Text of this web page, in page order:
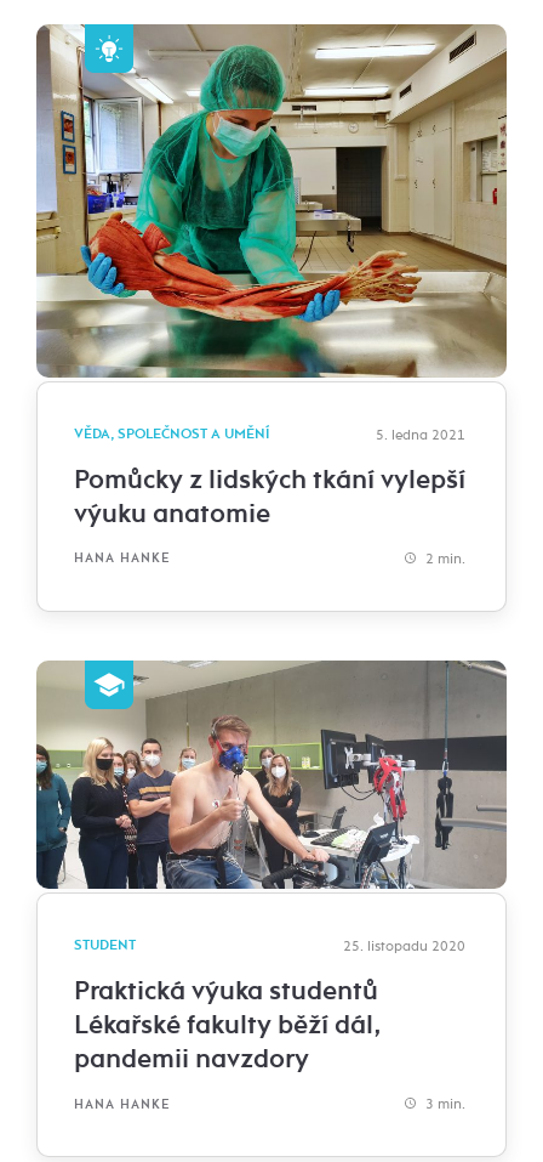
VĚDA, SPOLEČNOST A UMĚNÍ 5. ledna 2021
Pomůcky z lidských tkání vylepší
výuku anatomie
HANA HANKE 2 min.
STUDENT 25. listopadu 2020
Praktická výuka studentů
Lékařské fakulty běží dál,
pandemii navzdory
HANA HANKE 3 min.